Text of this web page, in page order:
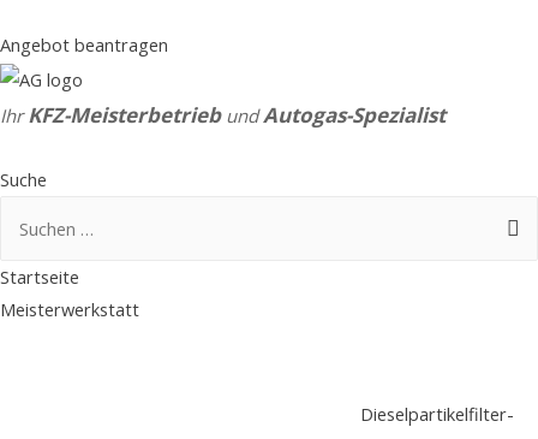
Angebot beantragen
IhrKFZ-Meisterbetrieb undAutogas-Spezialist
Suche
Startseite
Meisterwerkstatt
Dieselpartikelfilter-